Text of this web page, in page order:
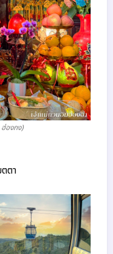
องกง)
ตา